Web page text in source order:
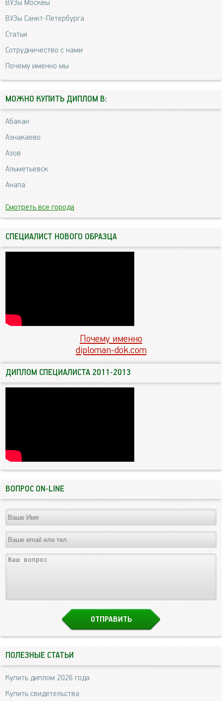
ВУЗы Москвы
ВУЗы Санкт-Петербурга
Статьи
Сотрудничество с нами
Почему именно мы
МОЖНО КУПИТЬ ДИПЛОМ В:
Абакан
Азнакаево
Азов
Альметьевск
Анапа
Смотреть все города
СПЕЦИАЛИСТ НОВОГО ОБРАЗЦА
Почему именно
diploman-dok.com
ДИПЛОМ СПЕЦИАЛИСТА 2011-2013
ВОПРОС ON-LINE
ПОЛЕЗНЫЕ СТАТЬИ
Купить диплом 2026 года
Купить свидетельства